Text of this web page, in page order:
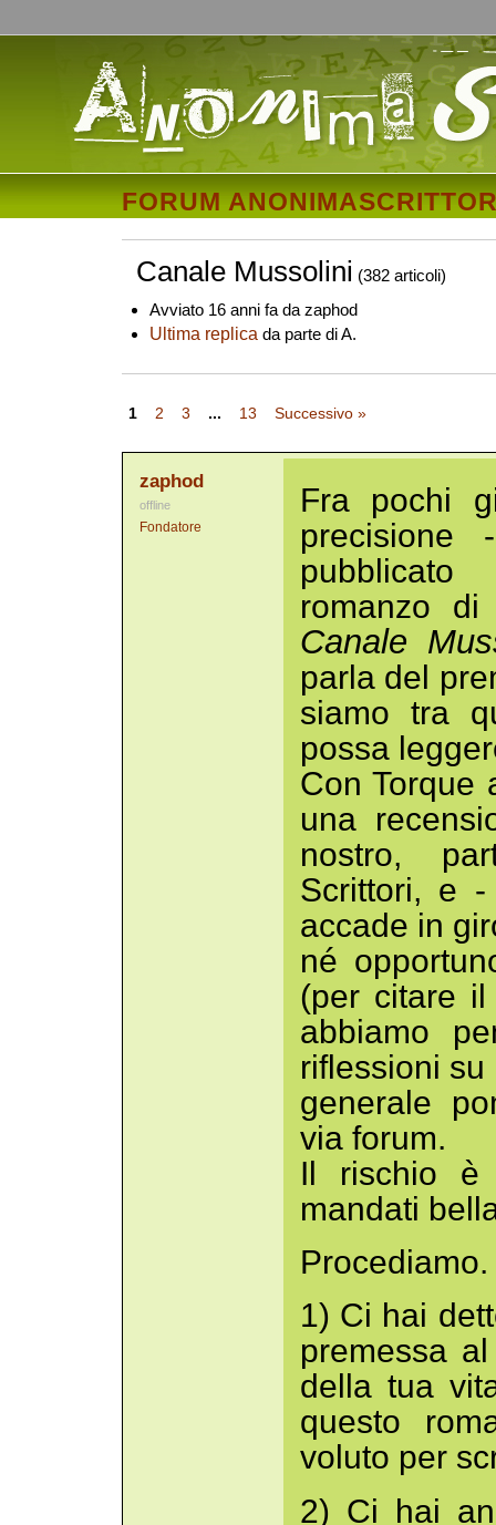
FORUM
Canale Mussolini (382 articoli)
Avviato 16 anni fa da zaphod
Ultima replica da parte di A.
1 2 3 ... 13 Successivo »
zaphod
offline
Fondatore
Fra pochi
romanzo di
Canale
parla del
siamo tra
possa
Con Torque
una
nostro,
Scrittori, e
accade in
né
(per citare
abbiamo
riflessioni
generale
via forum.
Il rischio è
mandati
Procediamo.
1) Ci hai
premessa
della tua
questo
voluto per
2) Ci hai